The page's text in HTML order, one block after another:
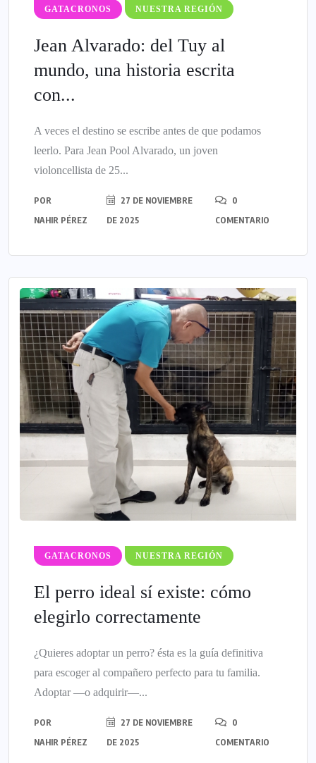
GATACRONOS NUESTRA REGIÓN
Jean Alvarado: del Tuy al
mundo, una historia escrita
con...
A veces el destino se escribe antes de que podamos
leerlo. Para Jean Pool Alvarado, un joven
violoncellista de 25...
POR
NAHIR PÉREZ
27 DE NOVIEMBRE
DE 2025
0
COMENTARIO
GATACRONOS NUESTRA REGIÓN
El perro ideal sí existe: cómo
elegirlo correctamente
¿Quieres adoptar un perro? ésta es la guía definitiva
para escoger al compañero perfecto para tu familia.
Adoptar —o adquirir—...
POR
NAHIR PÉREZ
27 DE NOVIEMBRE
DE 2025
0
COMENTARIO